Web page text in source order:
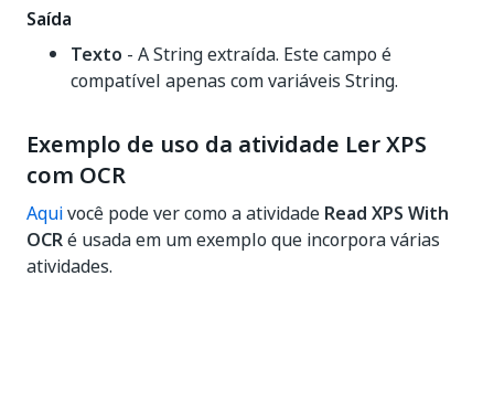
Saída
Texto - A String extraída. Este campo é
compatível apenas com variáveis String.
Exemplo de uso da atividade Ler XPS
com OCR
Aquivocê pode ver como a atividade Read XPS With
OCRé usada em um exemplo que incorpora várias
atividades.